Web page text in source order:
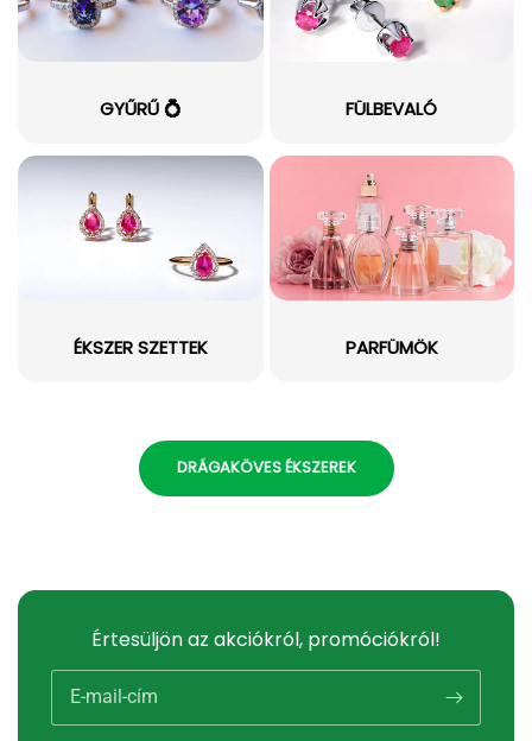
GYŰRŰ 💍 FÜLBEVALÓ
ÉKSZER SZETTEK PARFÜMÖK
DRÁGAKÖVES ÉKSZEREK
Értesüljön az akciókról, promóciókról!
E-mail-cím